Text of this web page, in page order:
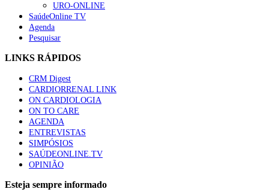
Trodelvy aprovado para primeira linha no cancro da
mama triplo negativo metastático em doentes não
elegíveis para inibidores PD-(L)1
58 visualizações
1.º Episódio do Podcast “Frequência Cardio – Sintoniza-
te na Insuficiência Cardíaca” da Bayer
58 visualizações
Canábis medicinal e saúde mental
53 visualizações
URO-ONLINE
SaúdeOnline TV
Agenda
Pesquisar
LINKS RÁPIDOS
CRM Digest
CARDIORRENAL LINK
ON CARDIOLOGIA
ON TO CARE
AGENDA
ENTREVISTAS
SIMPÓSIOS
SAÚDEONLINE.TV
OPINIÃO
Esteja sempre informado